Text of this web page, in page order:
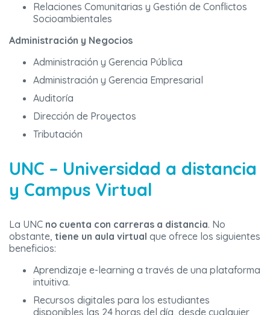
Relaciones Comunitarias y Gestión de Conflictos
Socioambientales
Administración y Negocios
Administración y Gerencia Pública
Administración y Gerencia Empresarial
Auditoría
Dirección de Proyectos
Tributación
UNC – Universidad a distancia
y Campus Virtual
La UNC no cuenta con carreras a distancia. No
obstante, tiene un aula virtual que ofrece los siguientes
beneficios:
Aprendizaje e-learning a través de una plataforma
intuitiva.
Recursos digitales para los estudiantes
disponibles las 24 horas del día, desde cualquier